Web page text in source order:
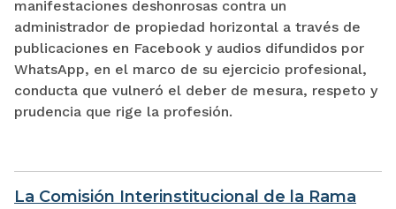
manifestaciones deshonrosas contra un
administrador de propiedad horizontal a través de
publicaciones en Facebook y audios difundidos por
WhatsApp, en el marco de su ejercicio profesional,
conducta que vulneró el deber de mesura, respeto y
prudencia que rige la profesión.
La Comisión Interinstitucional de la Rama